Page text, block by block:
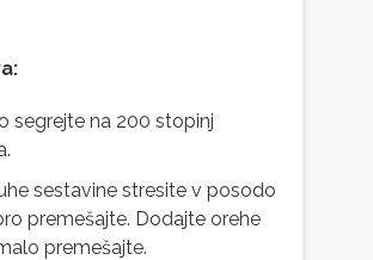
segrejte na 200 stopinj
sestavine stresite v posodo
premešajte. Dodajte orehe
premešajte.